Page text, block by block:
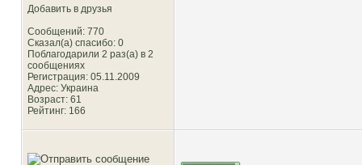
Добавить в друзья
Сообщений: 770
Сказал(а) спасибо: 0
Поблагодарили 2 раз(а) в 2
сообщениях
Регистрация: 05.11.2009
Адрес: Украина
Возраст: 61
Рейтинг: 166